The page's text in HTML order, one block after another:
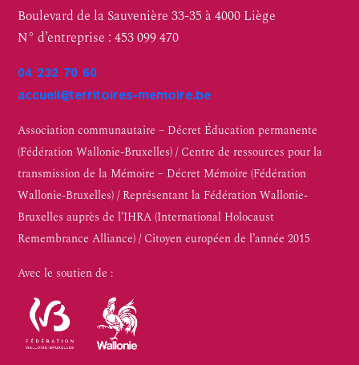
Boulevard de la Sauvenière 33-35 à 4000 Liège
N° d’entreprise : 453 099 470
04 232 70 60
accueil@territoires-memoire.be
Association communautaire – Décret Éducation permanente
(Fédération Wallonie-Bruxelles) / Centre de ressources pour la
transmission de la Mémoire – Décret Mémoire (Fédération
Wallonie-Bruxelles) / Représentant la Fédération Wallonie-
Bruxelles auprès de l’IHRA (International Holocaust
Remembrance Alliance) / Citoyen européen de l’année 2015
Avec le soutien de :